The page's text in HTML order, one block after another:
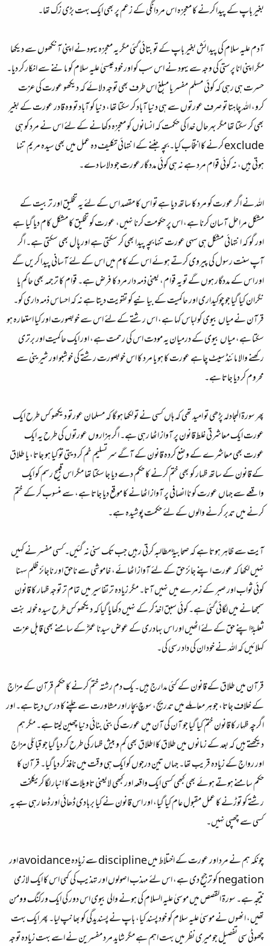
بغیر باپ کے پیدا کرنے کا معجزہ اس مردانگی کے زعم پر بھی ایک بہت بڑی زک تھا۔
آدم علیہ سلام کی پیدائش بغیر باپ کے تو بتائی گئی مگر یہ معجزہ یہود نے اپنی آنکھوں سے دیکھا
مگر اپنی انا پرستی کی وجہ سے یہود نے اس سب کو اور خود عیسیٰ علیہ سلام کو ماننے سے انکار کر دیا۔
حسرت ہی رہی کہ کوئی مسلم مفسر یا مبلغ اس طرف بھی توجہ دلائے کہ دیکھو عورت کی عزت
کرو، اللہ چاہتا تو صرف عورتوں سے ہی دنیا آباد کر سکتا تھا، دنیا کو آباد تو وہ قادر عورت کے بغیر
بھی کر سکتا تھا مگر بہرحال خدا کی حکمت کہ انسانوں کو معجزہ دکھانے کے لئے اس نے مرد کو ہی
exclude کرنے کا انتخاب کیا۔ بچہ جننے کے انتہائی تکلیف دہ عمل میں بھی سیدہ مریم تنہا
ہوتی ہیں، نہ کوئی قوام مرد ہے نہ ہی کوئی مدد گارعورت جو دلاسا دے۔
اللہ نے اگر عورت کو مرد کا ساتھ دیا ہے تو اس کا مقصد اس کے لئے یہ تخلیق اور تربیت کے
مشکل مراحل آسان کرنا ہے، اس پر حکومت کرنا نہیں، عورت کو تخلیق کا مشکل کام دیا گیا ہے
اور گو کہ انتہائی مشکل ہی سہی عورت تنہا بچہ پیدا بھی کر سکتی ہے اور پال بھی سکتی ہے۔ اگر
آپ سنت رسول کی پیروی کرتے ہوئے اس کے کام میں اس کے لئے آسانی پیدا کریں گے
اور اس کے مددگار ہوں گے تو یہ قوام، یعنی ذمہ دار مرد کا فرض ہے۔ قوام کا ترجمہ بھی حاکم یا
نگران کیا گیا جو چوکیداری اور حاکمیت کے بیانیے کو تقویت دیتا ہے نہ کہ احساس ذمہ داری کو۔
قرآن نے میاں بیوی کو لباس کہا ہے، اس رشتے کے لئے اس سے خوبصورت اور کیا استعارہ ہو
سکتا ہے، میاں بیوی کے درمیان یہ مودت اس کی رحمت ہے، اور ایک حاکمیت اور برتری
رکھنے والا مائنڈ سیٹ چاہے عورت کا ہو یا مرد کا اس خوبصورت رشتے کی خوشبو اور شیرینی سے
محروم کر دیا جاتا ہے۔
پھر سورۃ المجادلہ پڑھی تو امید تھی کہ ہاں کسی نے تو لکھا ہو گا کہ مسلمان عورتو دیکھو کس طرح ایک
عورت ایک معاشرتی غلط قانون پر آواز اٹھا رہی ہے۔ اگر ہزاروں عورتوں کی طرح یہ ایک
عورت بھی معاشرے کے وضع کردہ قانون کے آگے سر تسلیم خم کر دیتی تو کیا ہو جاتا، یا طلاق
کے قانون کے ساتھ ظہار کو بھی ختم کرنے کا حکم دے دیا جا سکتا تھا مگر اس قبیح رسم کو ایک
واقعے سے جہاں عورت کو نا انصافی پر آواز اٹھانے کا موقع دیا جاتا ہے، سے منسوب کر کے ختم
کرنے میں تدبر کرنے والوں کے لئے حکمت پوشیدہ ہے۔
آیت سے ظاہر ہوتا ہے کہ صحابیہؓ مطالبہ کرتی رہیں جب تک سنی نہ گئیں۔ کسی مفسر نے کہیں
نہیں لکھا کہ عورت اپنے جائز حق کے لئے آواز اٹھائے، خاموشی سے ناحق اور ناجائز ظلم سہنا
کوئی ثواب اور صبر کے زمرے میں نہیں آتا۔ مگر زیادہ تر تفاسیر میں تمام تر توجہ ظہار کا قانون
سمجھانے میں لگائی گئی ہے۔ کوئی سبق اخذ کر کے نہیں دکھایا گیا کہ دیکھو کس طرح سیدہ خولہ بنت
ثعلبہؓ اپنے حق کے لئے اٹھیں اور اس بہادری کے عوض سیدنا عمرؓ کے سامنے بھی قابل عزت
کہلائیں کہ اللہ نے خود ان کی داد رسی کی۔
قرآن میں طلاق کے قانون کے کئی مدارج ہیں۔ یک دم رشتہ ختم کرنے کا حکم قرآن کے مزاج
کے خلاف جاتا، جو ہر معاملے میں تدریج، سوچ بچار اور مشاورت سے چلنے کا درس دیتا ہے۔ اور
اگرچہ ظہار کا قانون ختم کیا گیا جو آن کی آن میں عورت کی بنی بنائی دنیا چھین لیتا ہے۔ مگر ہم
دیکھتے ہیں کہ بعد کے زمانوں میں طلاق کا اطلاق بھی کم و بیش ظہار کی طرح کر دیا گیا جو قبائلی مزاج
اور رواج کے زیادہ قریب تھا۔ جہاں تین درجوں کو ایک ہی وقت میں نافذ کر دیا گیا۔ قرآن کا
حکم سامنے ہوتے ہوئے بھی کبھی کسی ایک واقعہ اور کبھی لایعنی تاویلات کا انبار لگا کر یکلخت
رشتے کو توڑنے کا عمل مقبول عام کیا گیا، اور اس قانون نے کیا بربادی ڈھائی اور ڈھا رہی ہے یہ
کسی سے چھپی نہیں۔
چونکہ ہم نے مرد اور عورت کے اختلاط میں discipline سے زیادہ avoidance اور
negation کو ترجیح دی ہے، اس لئے مہذب اصولوں اور تہذیب کی کمی اس کا ایک لازمی
نتیجہ ہے۔ سورۃ القصص میں موسیٰ علیہ السلام کی ہونے والی بیوی اس دور کی ایک ورکنگ وومن
تھیں، انھوں نے موسیٰ علیہ سلام کو خود پسند کیا، باپ نے پسندیدگی کو بھانپ لیا۔ پھر ایک بہت
چھوٹی سی تفصیل جو میری نظر میں بہت اہم ہے مگر شاید مرد مفسرین نے اسے بہت زیادہ توجہ